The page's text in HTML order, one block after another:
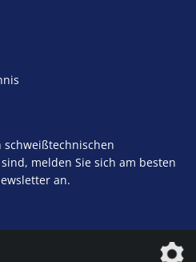
schweißtechnischen
melden Sie sich am besten
an.